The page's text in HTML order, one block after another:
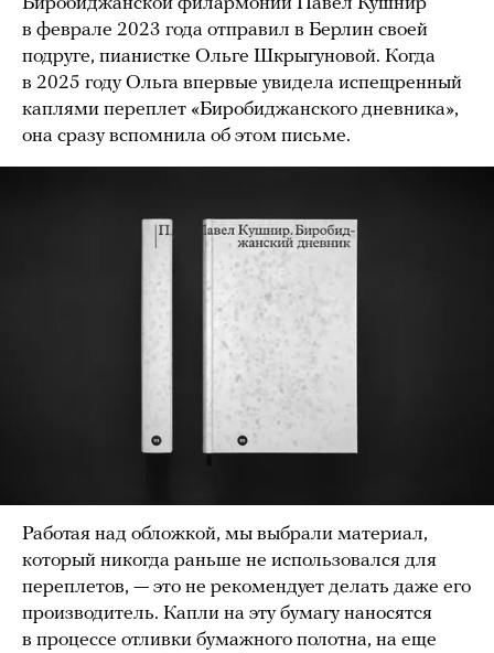
в феврале 2023 года отправил в Берлин своей
подруге, пианистке Ольге Шкрыгуновой. Когда
в 2025 году Ольга впервые увидела испещренный
каплями переплет «Биробиджанского дневника»,
она сразу вспомнила об этом письме.
Работая над обложкой, мы выбрали материал,
который никогда раньше не использовался для
переплетов, — это не рекомендует делать даже его
производитель. Капли на эту бумагу наносятся
в процессе отливки бумажного полотна, на еще